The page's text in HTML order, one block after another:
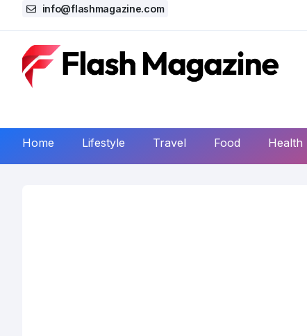
info@flashmagazine.com
Home Lifestyle Travel Food Health